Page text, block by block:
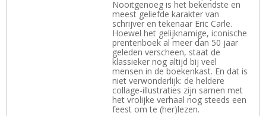
Nooitgenoeg is het bekendste en
meest geliefde karakter van
schrijver en tekenaar Eric Carle.
Hoewel het gelijknamige, iconische
prentenboek al meer dan 50 jaar
geleden verscheen, staat de
klassieker nog altijd bij veel
mensen in de boekenkast. En dat is
niet verwonderlijk: de heldere
collage-illustraties zijn samen met
het vrolijke verhaal nog steeds een
feest om te (her)lezen.